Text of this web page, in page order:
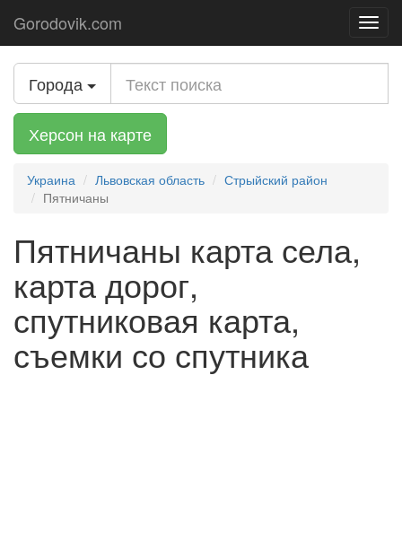
Gorodovik.com
Города
Херсон на карте
Украина Львовская область
Стрыйский район
Пятничаны
Пятничаны карта села,
карта дорог,
спутниковая карта,
съемки со спутника